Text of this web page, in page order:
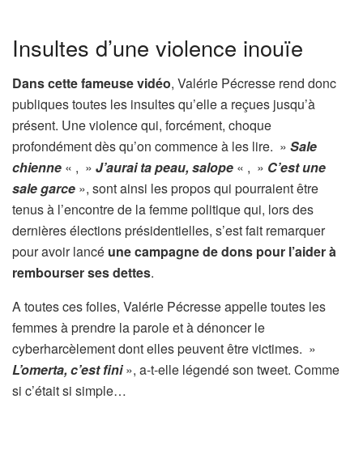
Insultes d’une violence inouïe
Dans cette fameuse vidéo, Valérie Pécresse rend donc
publiques toutes les insultes qu’elle a reçues jusqu’à
présent. Une violence qui, forcément, choque
profondément dès qu’on commence à les lire. » Sale
chienne « , » J’aurai ta peau, salope « , » C’est une
sale garce », sont ainsi les propos qui pourraient être
tenus à l’encontre de la femme politique qui, lors des
dernières élections présidentielles, s’est fait remarquer
pour avoir lancé une campagne de dons pour l’aider à
rembourser ses dettes.
A toutes ces folies, Valérie Pécresse appelle toutes les
femmes à prendre la parole et à dénoncer le
cyberharcèlement dont elles peuvent être victimes. »
L’omerta, c’est fini», a-t-elle légendé son tweet. Comme
si c’était si simple…